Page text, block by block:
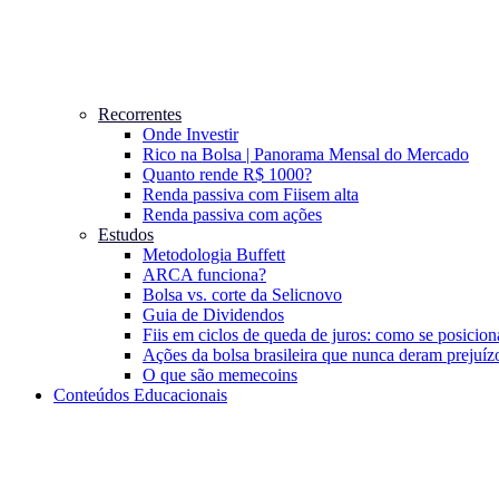
Recorrentes
Onde Investir
Rico na Bolsa | Panorama Mensal do Mercado
Quanto rende R$ 1000?
Renda passiva com Fiisem alta
Renda passiva com ações
Estudos
Metodologia Buffett
ARCA funciona?
Bolsa vs. corte da Selicnovo
Guia de Dividendos
Fiis em ciclos de queda de juros: como se
Ações da bolsa brasileira que nunca deram
O que são memecoins
Conteúdos Educacionais